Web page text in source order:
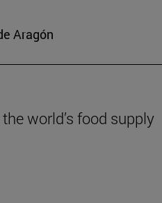
Aragón
world’s food supply